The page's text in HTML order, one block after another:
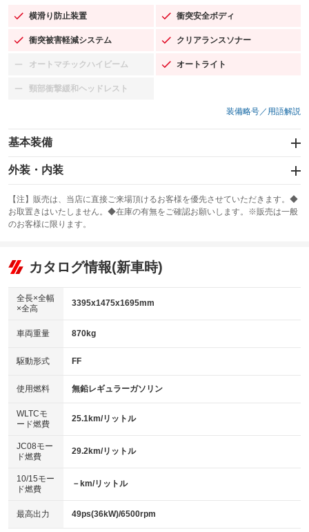
横滑り防止装置
：装備あり 衝突安全ボディ
：装備あり
衝突被害軽減システム
：装備あり クリアランスソナー
：装備あり
オートマチックハイビーム
：装備なし オートライト
：装備あり
頸部衝撃緩和ヘッドレスト
：装備なし
装備略号／用語解説
基本装備
エアバッグ：運転席/助手席/サイド
：装備あり
：装備あり
サンルーフ
：装備なし ABS
リフトアップ
：装備なし
：装備なし
パワーウィンドウ
アイドリングストップ
：装備あり
USB入力端子
：装備あり
100V電源
：装備なし
センターデフロック
：装備なし
電動格納ミラー
：装備あり
外装・内装
カーナビ：SDナビ
：装備あり
TV：フルセグ
：装備あり
ビジュアル：-／DVD再生
：装備あり
：装備なし
革シート
キーレス
HID(キセノンライト)
：装備なし
バックカメラ
：装備あり
エアロ
：装備なし
：装備なし
パワーシート
ベンチシート
：装備あり
チップアップシート
：装備なし
【注】販売は、当店に直接ご来場頂けるお客様を優先させていただきます。◆
お取置きはいたしません。◆在庫の有無をご確認お願いします。※販売は一般
のお客様に限ります。
カタログ情報(新車時)
全長×全幅
×全高
3395x1475x1695mm
車両重量 870kg
駆動形式 FF
使用燃料 無鉛レギュラーガソリン
WLTCモ
ード燃費
25.1km/リットル
JC08モー
ド燃費
29.2km/リットル
10/15モー
ド燃費
－km/リットル
最高出力 49ps(36kW)/6500rpm